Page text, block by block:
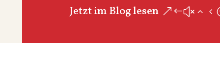
Jetzt im Blog lesen